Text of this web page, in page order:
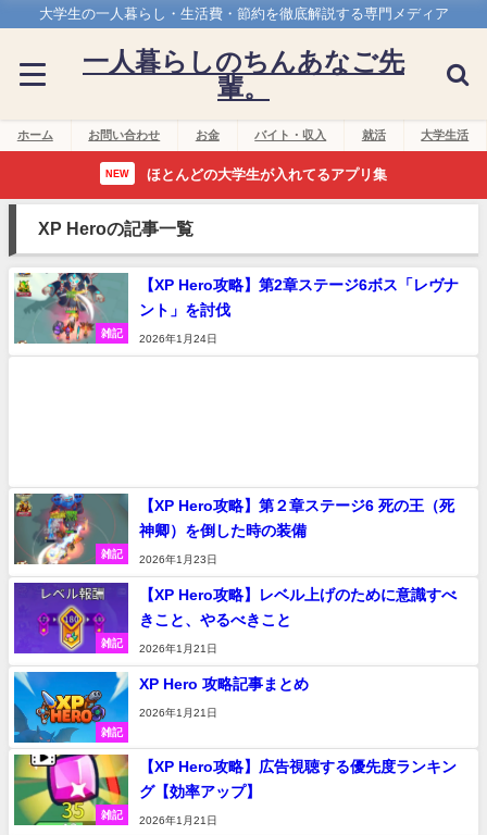
大学生の一人暮らし・生活費・節約を徹底解説する専門メディア
一人暮らしのちんあなご先
輩。
ホーム お問い合わせ お金 バイト・収入 就活 大学生活
NEW ほとんどの大学生が入れてるアプリ集
XP Heroの記事一覧
雑記
【XP Hero攻略】第2章ステージ6ボス「レヴナ
ント」を討伐
2026年1月24日
雑記
【XP Hero攻略】第２章ステージ6 死の王（死
神卿）を倒した時の装備
2026年1月23日
雑記
【XP Hero攻略】レベル上げのために意識すべ
きこと、やるべきこと
2026年1月21日
雑記
XP Hero 攻略記事まとめ
2026年1月21日
雑記
【XP Hero攻略】広告視聴する優先度ランキン
グ【効率アップ】
2026年1月21日